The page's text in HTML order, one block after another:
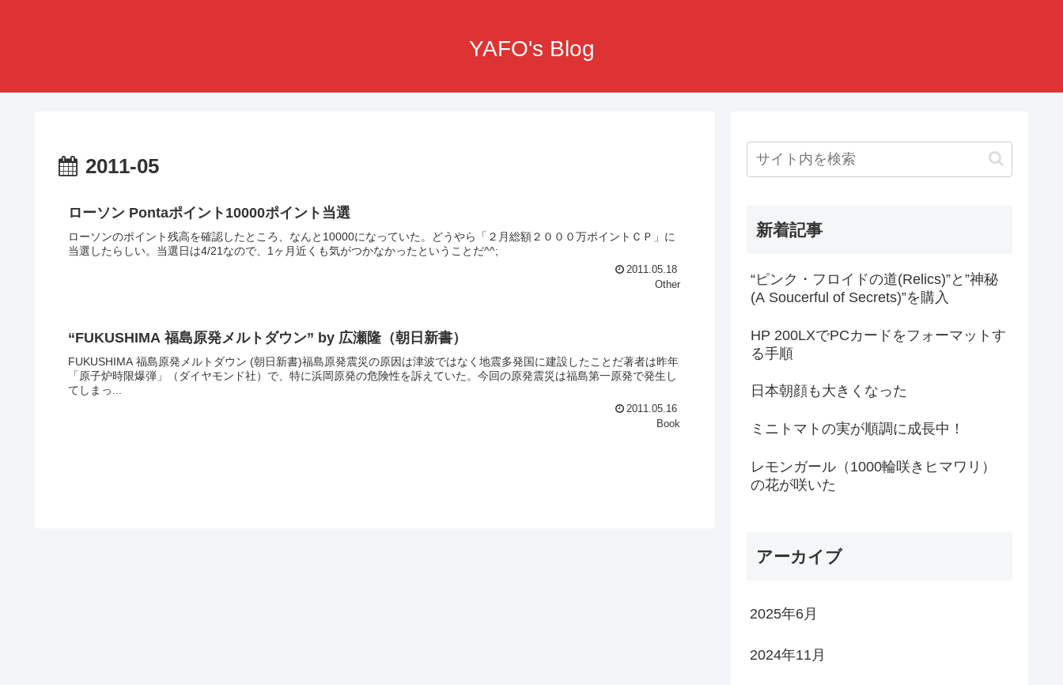
YAFO's Blog
2011-05
ローソン Pontaポイント10000ポイント当選
ローソンのポイント残高を確認したところ、なんと10000になっていた。どうやら「２月総額２０００万ポイントＣＰ」に
当選したらしい。当選日は4/21なので、1ヶ月近くも気がつかなかったということだ^^;
2011.05.18
Other
“FUKUSHIMA 福島原発メルトダウン” by 広瀬隆（朝日新書）
FUKUSHIMA 福島原発メルトダウン (朝日新書)福島原発震災の原因は津波ではなく地震多発国に建設したことだ著者は昨年
「原子炉時限爆弾」（ダイヤモンド社）で、特に浜岡原発の危険性を訴えていた。今回の原発震災は福島第一原発で発生し
てしまっ...
2011.05.16
Book
新着記事
“ピンク・フロイドの道(Relics)”と”神秘
(A Soucerful of Secrets)”を購入
HP 200LXでPCカードをフォーマットす
る手順
日本朝顔も大きくなった
ミニトマトの実が順調に成長中！
レモンガール（1000輪咲きヒマワリ）
の花が咲いた
アーカイブ
2025年6月
2024年11月